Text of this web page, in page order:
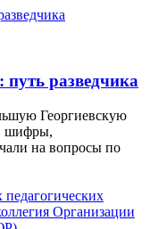
разведчика
Георгиевскую
шифры,
на вопросы по